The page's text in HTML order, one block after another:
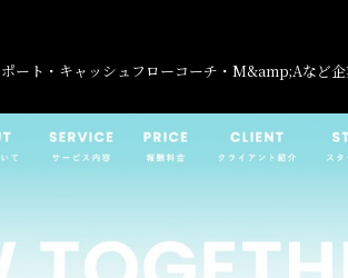
ート・キャッシュフローコーチ・M&amp;Aなど企